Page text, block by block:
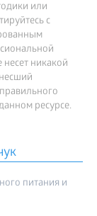
или
с
несет никакой
ресурсе.
питания и